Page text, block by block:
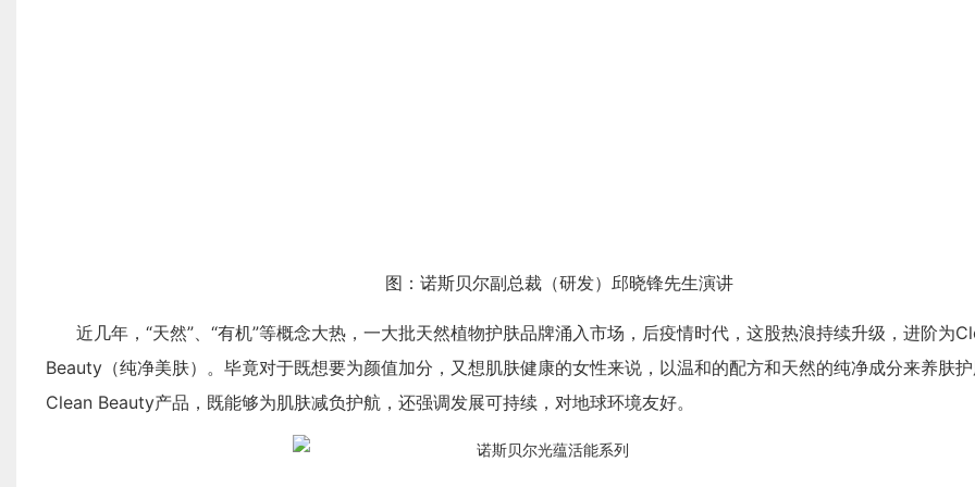
图：诺斯贝尔副总裁（研发）邱晓锋先生演讲
近几年，“天然”、“有机”等概念大热，一大批天然植物护肤品牌涌入市场，后疫情时代，这股热浪持续升级，进阶为
Beauty（纯净美肤）。毕竟对于既想要为颜值加分，又想肌肤健康的女性来说，以温和的配方和天然的纯净成分来养肤
Clean Beauty产品，既能够为肌肤减负护航，还强调发展可持续，对地球环境友好。